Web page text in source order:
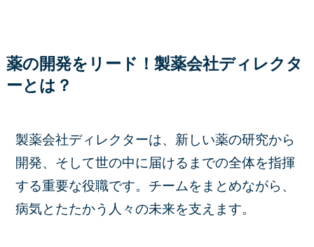
薬の開発をリード！製薬会社ディレクタ
ーとは？
製薬会社ディレクターは、新しい薬の研究から
開発、そして世の中に届けるまでの全体を指揮
する重要な役職です。チームをまとめながら、
病気とたたかう人々の未来を支えます。